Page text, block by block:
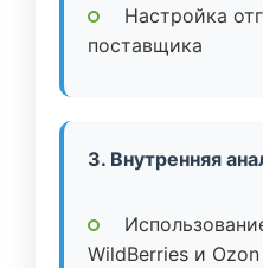
Настройка
поставщика
3. Внутренняя
WildBerries и Ozon